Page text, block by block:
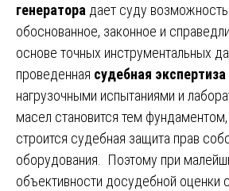
генератора дает суду возможность
обоснованное, законное и
основе точных инструментальных
проведенная судебная экспертиза
нагрузочными испытаниями и
масел становится тем
строится судебная защита прав
оборудования. Поэтому при
объективности досудебной оценки